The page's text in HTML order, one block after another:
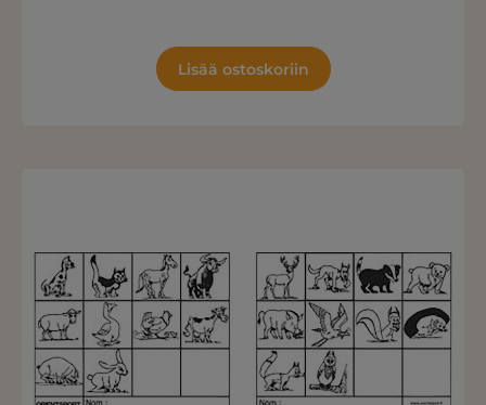
Lisää ostoskoriin